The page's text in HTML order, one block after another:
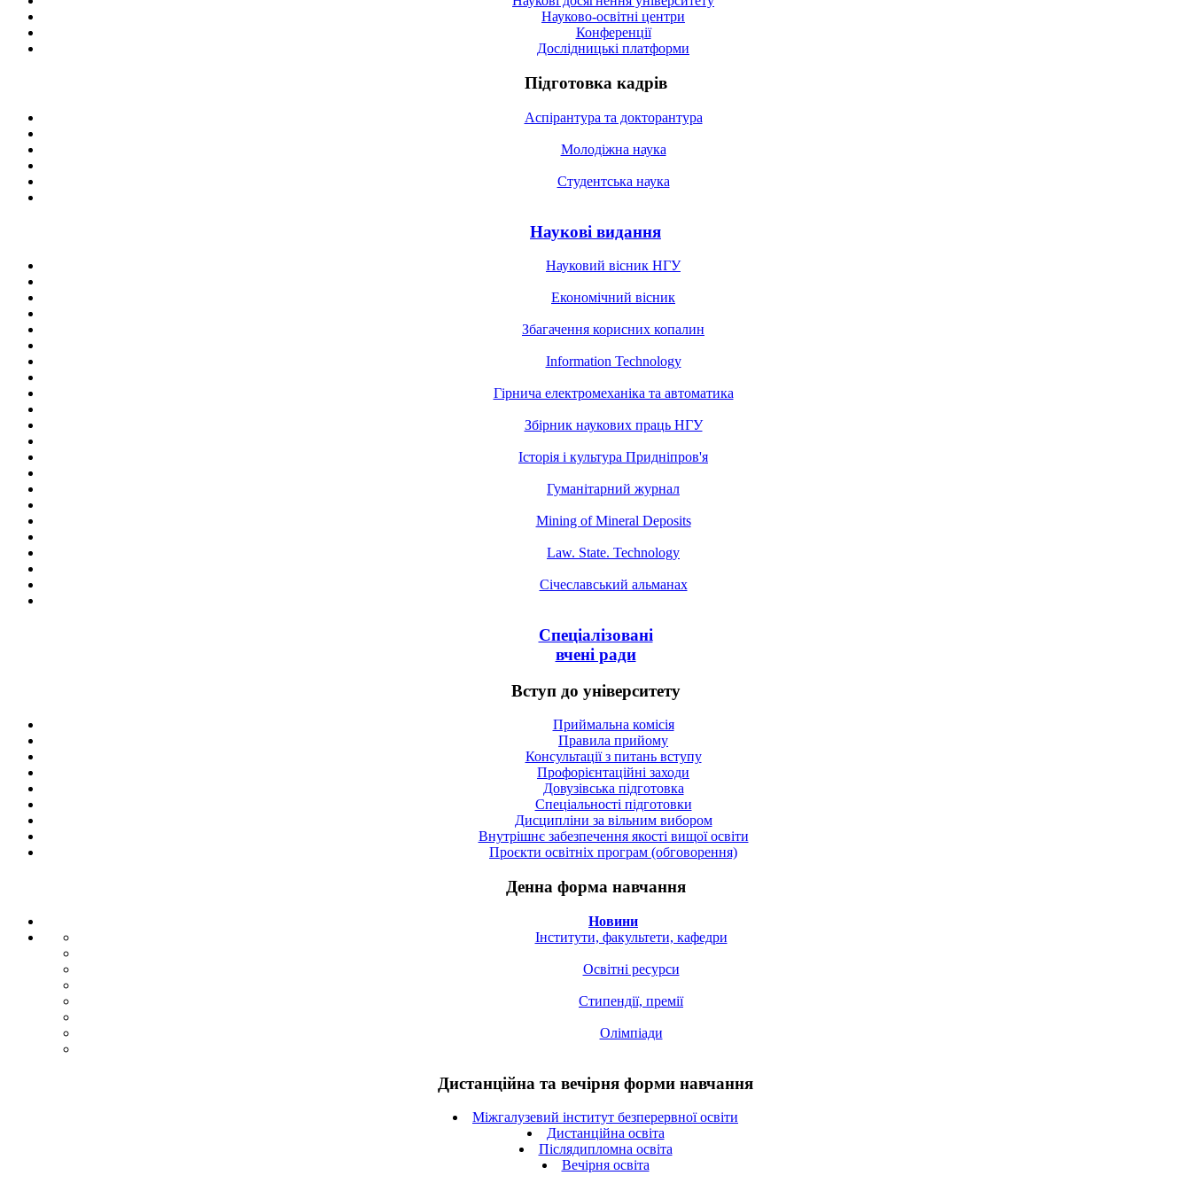
Науково-освітні центри
Конференції
Дослідницькі платформи
Підготовка кадрів
Аспірантура та докторантура
Молодіжна наука
Студентська наука
Наукові видання
Науковий вісник НГУ
Економічний вісник
Збагачення корисних копалин
Information Technology
Гірнича електромеханіка та автоматика
Збірник наукових праць НГУ
Історія і культура Придніпров'я
Гуманітарний журнал
Mining of Mineral Deposits
Law. State. Technology
Січеславський альманах
Спеціалізовані
вчені ради
Вступ до університету
Приймальна комісія
Правила прийому
Консультації з питань вступу
Профорієнтаційні заходи
Довузівська підготовка
Спецiальностi підготовки
Дисципліни за вільним вибором
Внутрішнє забезпечення якості вищої освіти
Проєкти освітніх програм (обговорення)
Денна форма навчання
Новини
Інститути, факультети, кафедри
Освітні ресурси
Стипендії, премії
Олімпіади
Дистанційна та вечірня форми навчання
Міжгалузевий інститут безперервної освіти
Дистанційна освіта
Післядипломна освіта
Вечірня освіта